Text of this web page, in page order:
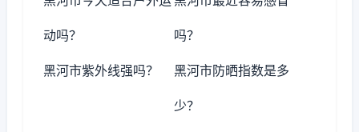
动吗？ 吗？
黑河市紫外线强吗？ 黑河市防晒指数是多
少？